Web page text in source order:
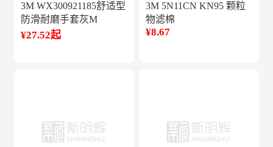
3M WX300921185舒适型
防滑耐磨手套灰M
¥27.52起
3M 5N11CN KN95 颗粒
物滤棉
¥8.67